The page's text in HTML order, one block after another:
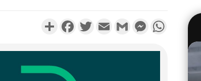
PartagerFacebookTwitterEmail Gmail MessengerWhatsApp